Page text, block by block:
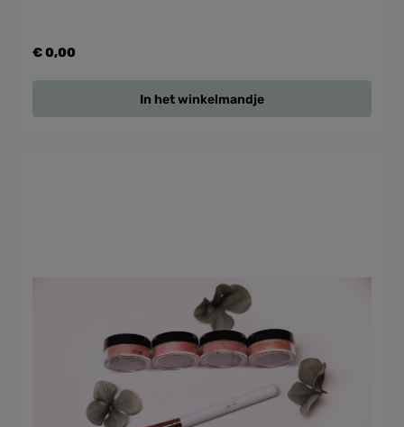
€ 0,00
In het winkelmandje